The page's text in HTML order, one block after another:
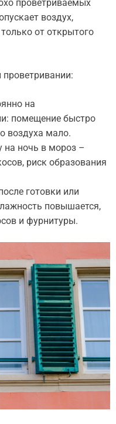
проветриваемых
воздух,
от открытого
на
помещение быстро
воздуха мало.
на ночь в мороз –
риск образования
готовки или
повышается,
и фурнитуры.